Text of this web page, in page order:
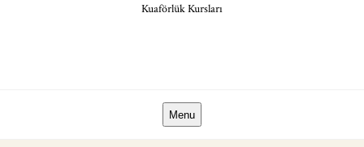
Kuaförlük Kursları
Menu